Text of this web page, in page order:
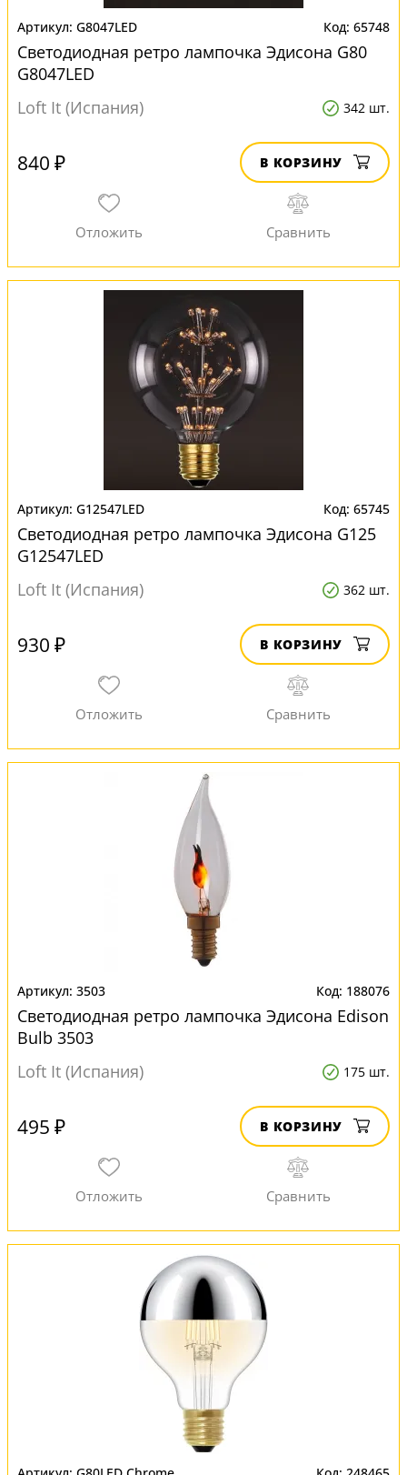
G8047LED 65748
Светодиодная ретро лампочка Эдисона G80
G8047LED
Loft It (Испания)
342 шт.
840 ₽ В КОРЗИНУ
G12547LED 65745
Светодиодная ретро лампочка Эдисона G125
G12547LED
Loft It (Испания)
362 шт.
930 ₽ В КОРЗИНУ
3503 188076
Светодиодная ретро лампочка Эдисона Edison
Bulb 3503
Loft It (Испания)
175 шт.
495 ₽ В КОРЗИНУ